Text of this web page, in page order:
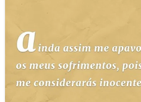
ESTUDOS BÍBLICOS
ESBOÇOS DE PREGAÇÃO